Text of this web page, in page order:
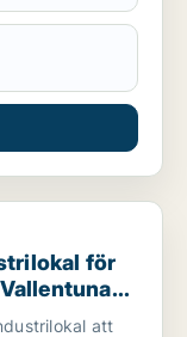
uthyrning i
för
att